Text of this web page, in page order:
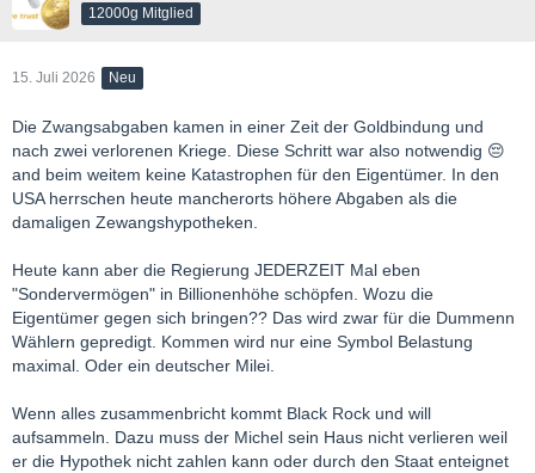
12000g Mitglied
15. Juli 2026 Neu
Die Zwangsabgaben kamen in einer Zeit der Goldbindung und
nach zwei verlorenen Kriege. Diese Schritt war also notwendig 😔
and beim weitem keine Katastrophen für den Eigentümer. In den
USA herrschen heute mancherorts höhere Abgaben als die
damaligen Zewangshypotheken.
Heute kann aber die Regierung JEDERZEIT Mal eben
"Sondervermögen" in Billionenhöhe schöpfen. Wozu die
Eigentümer gegen sich bringen?? Das wird zwar für die Dummenn
Wählern gepredigt. Kommen wird nur eine Symbol Belastung
maximal. Oder ein deutscher Milei.
Wenn alles zusammenbricht kommt Black Rock und will
aufsammeln. Dazu muss der Michel sein Haus nicht verlieren weil
er die Hypothek nicht zahlen kann oder durch den Staat enteignet